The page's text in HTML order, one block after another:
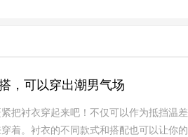
，可以穿出潮男气场
把衬衣穿起来吧！不仅可以作为抵挡温
着。衬衣的不同款式和搭配也可以让你